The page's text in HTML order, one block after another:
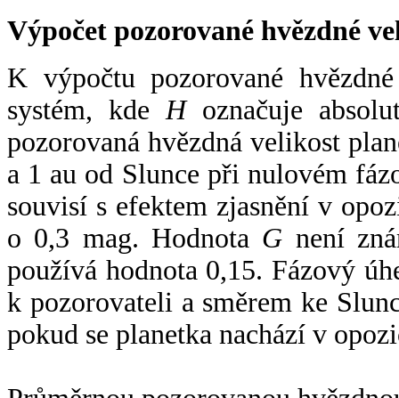
Výpočet pozorované hvězdné
K výpočtu pozorované
systém, kde Hoznačuje
pozorovaná hvězdná velikost
a 1 au od Slunce při nulovém
souvisí s efektem zjasnění v
o 0,3 mag. Hodnota G není
používá hodnota 0,15. Fázový
k pozorovateli a směrem ke
pokud se planetka nachází v